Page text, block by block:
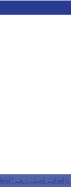
يقصف ريف المحافظة